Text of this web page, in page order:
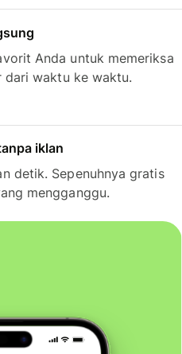
Anda untuk memeriksa
dari waktu ke waktu.
iklan
detik. Sepenuhnya gratis
mengganggu.